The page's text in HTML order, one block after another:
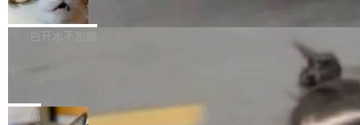
Z Flip8三款折叠屏新机均在7月22日发布，且全
部搭载骁龙8 Elite Gen5 for Galaxy，它们本该
眼的位置：「Software is made between com
mits」——软件是在 commit 之间写出来的。git
是把这段空隙补上。 回退到任何一次编辑：Delt
根据风险投资人Tomer Tunguz 博客（VC 分
析）披露的最新分析与第二季度业绩报告，Spac
微软同期总资本开支的四成。 与亚马逊、Alpha
白开水不加糖
一个在终端里运行的编程 agent；Muse Spark
局